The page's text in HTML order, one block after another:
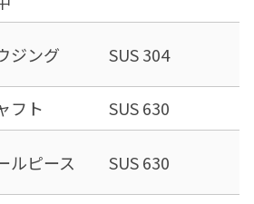
ジング SUS 304
フト SUS 630
ルピース SUS 630